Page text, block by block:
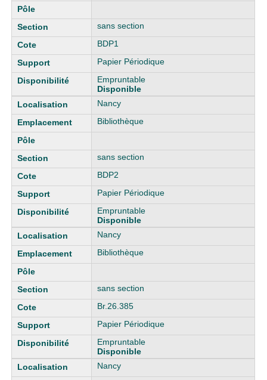
sans section
BDP1
Papier Périodique
Empruntable
Disponible
Nancy
Bibliothèque
sans section
BDP2
Papier Périodique
Empruntable
Disponible
Nancy
Bibliothèque
sans section
Br.26.385
Papier Périodique
Empruntable
Disponible
Nancy